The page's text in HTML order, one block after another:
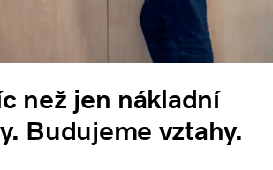
než jen nákladní
Budujeme vztahy.